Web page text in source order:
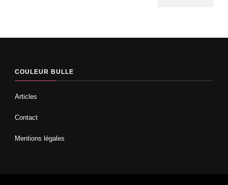
COULEUR BULLE
Articles
Contact
Mentions légales